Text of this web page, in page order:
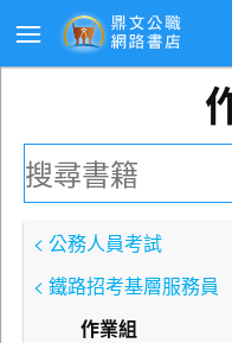
< 公務人員考試
< 鐵路招考基層服務員
作業組